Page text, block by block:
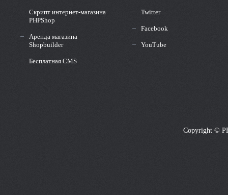
Скрипт интернет-магазина
PHPShop
Аренда магазина
Shopbuilder
Бесплатная CMS
Twitter
Facebook
YouTube
Copyright ©